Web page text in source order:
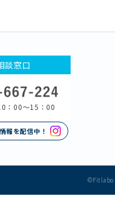
談窓口
：00〜15：00
報を配信中！
©Fitlabo